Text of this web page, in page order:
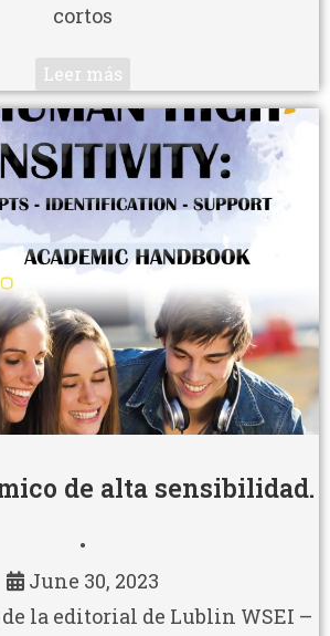
cortos
Leer más
de alta sensibilidad.
•
June 30, 2023
la editorial de Lublin WSEI –